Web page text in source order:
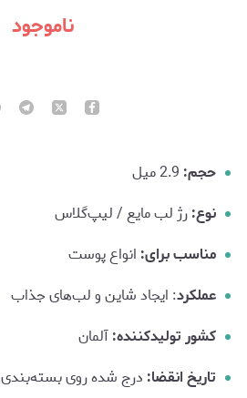
ناموجود
حجم:
نوع:رژ لب مایع / لیپ‌گلاس
مناسب برای: انواع پوست
عملکرد: ایجاد شاین و لب‌های جذاب
کشور تولیدکننده:آلمان
تاریخ انقضا: درج شده روی بسته‌بندی